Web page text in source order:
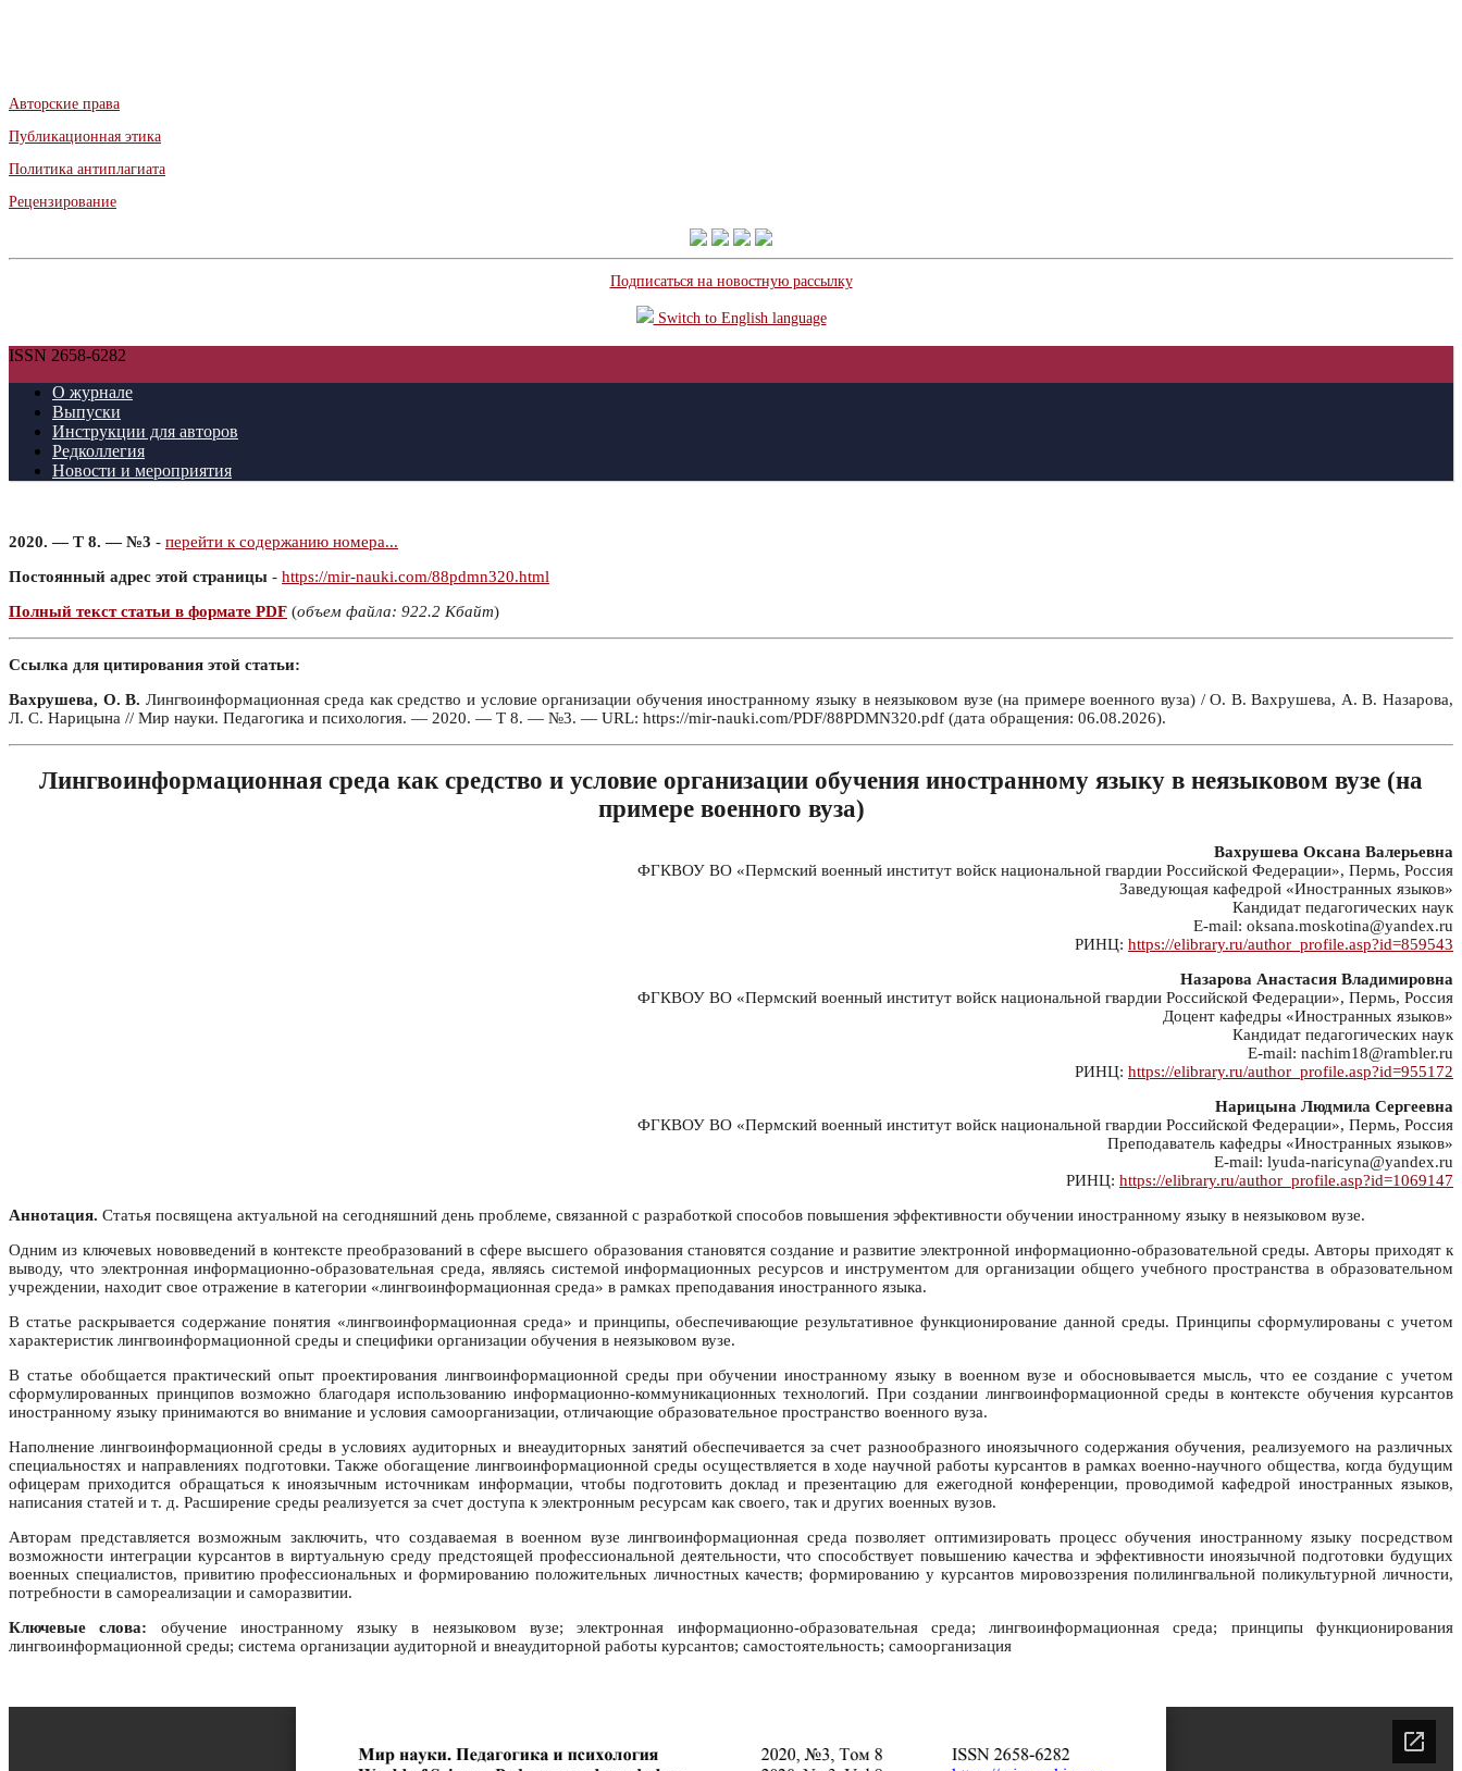
Авторские права
Публикационная этика
Политика антиплагиата
Рецензирование
Подписаться на новостную рассылку
Switch to English language
ISSN 2658-6282
О журнале
Выпуски
Инструкции для авторов
Редколлегия
Новости и мероприятия
2020. — Т 8. — №3 - перейти к содержанию номера...
Постоянный адрес этой страницы - https://mir-nauki.com/88pdmn320.html
Полный текст статьи в формате PDF (объем файла: 922.2 Кбайт)
Ссылка для цитирования этой статьи:
Вахрушева, О. В. Лингвоинформационная среда как средство и условие организации обучения иностранному языку в неязыковом вузе (на примере военного вуза) / О. В. Вахрушева, А. В. Назарова,
Л. С. Нарицына // Мир науки. Педагогика и психология. — 2020. — Т 8. — №3. — URL: https://mir-nauki.com/PDF/88PDMN320.pdf (дата обращения: 06.08.2026).
Лингвоинформационная среда как средство и условие организации обучения иностранному языку в неязыковом вузе (на
примере военного вуза)
Вахрушева Оксана Валерьевна
ФГКВОУ ВО «Пермский военный институт войск национальной гвардии Российской Федерации», Пермь, Россия
Заведующая кафедрой «Иностранных языков»
Кандидат педагогических наук
E-mail: oksana.moskotina@yandex.ru
РИНЦ: https://elibrary.ru/author_profile.asp?id=859543
Назарова Анастасия Владимировна
ФГКВОУ ВО «Пермский военный институт войск национальной гвардии Российской Федерации», Пермь, Россия
Доцент кафедры «Иностранных языков»
Кандидат педагогических наук
E-mail: nachim18@rambler.ru
РИНЦ: https://elibrary.ru/author_profile.asp?id=955172
Нарицына Людмила Сергеевна
ФГКВОУ ВО «Пермский военный институт войск национальной гвардии Российской Федерации», Пермь, Россия
Преподаватель кафедры «Иностранных языков»
E-mail: lyuda-naricyna@yandex.ru
РИНЦ: https://elibrary.ru/author_profile.asp?id=1069147
Аннотация. Статья посвящена актуальной на сегодняшний день проблеме, связанной с разработкой способов повышения эффективности обучении иностранному языку в неязыковом вузе.
Одним из ключевых нововведений в контексте преобразований в сфере высшего образования становятся создание и развитие электронной информационно-образовательной среды. Авторы приходят к
выводу, что электронная информационно-образовательная среда, являясь системой информационных ресурсов и инструментом для организации общего учебного пространства в образовательном
учреждении, находит свое отражение в категории «лингвоинформационная среда» в рамках преподавания иностранного языка.
В статье раскрывается содержание понятия «лингвоинформационная среда» и принципы, обеспечивающие результативное функционирование данной среды. Принципы сформулированы с учетом
характеристик лингвоинформационной среды и специфики организации обучения в неязыковом вузе.
В статье обобщается практический опыт проектирования лингвоинформационной среды при обучении иностранному языку в военном вузе и обосновывается мысль, что ее создание с учетом
сформулированных принципов возможно благодаря использованию информационно-коммуникационных технологий. При создании лингвоинформационной среды в контексте обучения курсантов
иностранному языку принимаются во внимание и условия самоорганизации, отличающие образовательное пространство военного вуза.
Наполнение лингвоинформационной среды в условиях аудиторных и внеаудиторных занятий обеспечивается за счет разнообразного иноязычного содержания обучения, реализуемого на различных
специальностях и направлениях подготовки. Также обогащение лингвоинформационной среды осуществляется в ходе научной работы курсантов в рамках военно-научного общества, когда будущим
офицерам приходится обращаться к иноязычным источникам информации, чтобы подготовить доклад и презентацию для ежегодной конференции, проводимой кафедрой иностранных языков,
написания статей и т. д. Расширение среды реализуется за счет доступа к электронным ресурсам как своего, так и других военных вузов.
Авторам представляется возможным заключить, что создаваемая в военном вузе лингвоинформационная среда позволяет оптимизировать процесс обучения иностранному языку посредством
возможности интеграции курсантов в виртуальную среду предстоящей профессиональной деятельности, что способствует повышению качества и эффективности иноязычной подготовки будущих
военных специалистов, привитию профессиональных и формированию положительных личностных качеств; формированию у курсантов мировоззрения полилингвальной поликультурной личности,
потребности в самореализации и саморазвитии.
Ключевые слова: обучение иностранному языку в неязыковом вузе; электронная информационно-образовательная среда; лингвоинформационная среда; принципы функционирования
лингвоинформационной среды; система организации аудиторной и внеаудиторной работы курсантов; самостоятельность; самоорганизация